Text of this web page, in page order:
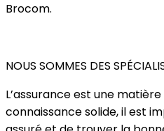
Brocom.
NOUS SOMMES DES
L’assurance est une
connaissance solide, il est